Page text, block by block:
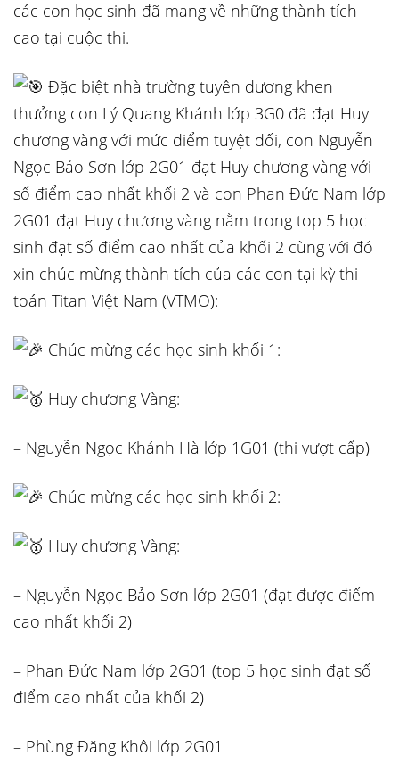
các con học sinh đã mang về những thành tích
cao tại cuộc thi.
Đặc biệt nhà trường tuyên dương khen
thưởng con Lý Quang Khánh lớp 3G0 đã đạt Huy
chương vàng với mức điểm tuyệt đối, con Nguyễn
Ngọc Bảo Sơn lớp 2G01 đạt Huy chương vàng với
số điểm cao nhất khối 2 và con Phan Đức Nam lớp
2G01 đạt Huy chương vàng nằm trong top 5 học
sinh đạt số điểm cao nhất của khối 2 cùng với đó
xin chúc mừng thành tích của các con tại kỳ thi
toán Titan Việt Nam (VTMO):
Chúc mừng các học sinh khối 1:
Huy chương Vàng:
– Nguyễn Ngọc Khánh Hà lớp 1G01 (thi vượt cấp)
Chúc mừng các học sinh khối 2:
Huy chương Vàng:
– Nguyễn Ngọc Bảo Sơn lớp 2G01 (đạt được điểm
cao nhất khối 2)
– Phan Đức Nam lớp 2G01 (top 5 học sinh đạt số
điểm cao nhất của khối 2)
– Phùng Đăng Khôi lớp 2G01